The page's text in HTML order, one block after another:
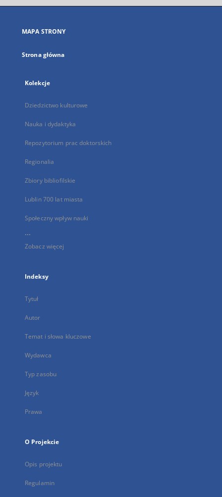
się
karcie
MAPA STRONY
Strona główna
Kolekcje
Dziedzictwo kulturowe
Nauka i dydaktyka
Repozytorium prac doktorskich
Regionalia
Zbiory bibliofilskie
Lublin 700 lat miasta
Społeczny wpływ nauki
...
Zobacz więcej
Indeksy
Tytuł
Autor
Temat i słowa kluczowe
Wydawca
Typ zasobu
Język
Prawa
O Projekcie
Opis projektu
Regulamin